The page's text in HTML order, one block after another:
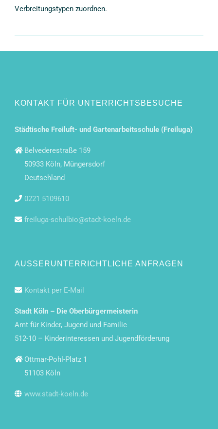
Verbreitungstypen zuordnen.
KONTAKT FÜR UNTERRICHTSBESUCHE
Städtische Freiluft- und Gartenarbeitsschule (Freiluga)
Belvederestraße 159
50933 Köln, Müngersdorf
Deutschland
0221 5109610
freiluga-schulbio@stadt-koeln.de
AUSSERUNTERRICHTLICHE ANFRAGEN
Kontakt per E-Mail
Stadt Köln – Die Oberbürgermeisterin
Amt für Kinder, Jugend und Familie
512-10 – Kinderinteressen und Jugendförderung
Ottmar-Pohl-Platz 1
51103 Köln
www.stadt-koeln.de